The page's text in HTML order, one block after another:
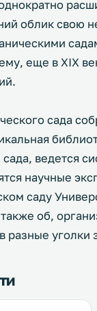
облик свою
еще в XIX
сада
ведется
научные
саду
об,
разные уголки